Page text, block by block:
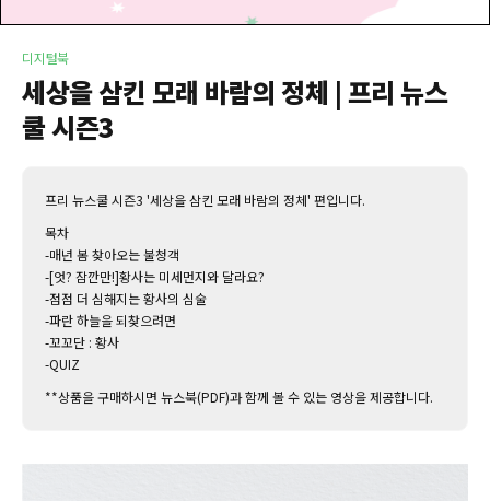
디지털북
세상을 삼킨 모래 바람의 정체 | 프리 뉴스
쿨 시즌3
프리 뉴스쿨 시즌3 '세상을 삼킨 모래 바람의 정체' 편입니다.
목차
-매년 봄 찾아오는 불청객
-[엇? 잠깐만!]황사는 미세먼지와 달라요?
-점점 더 심해지는 황사의 심술
-파란 하늘을 되찾으려면
-꼬꼬단 : 황사
-QUIZ
**상품을 구매하시면 뉴스북(PDF)과 함께 볼 수 있는 영상을 제공합니다.